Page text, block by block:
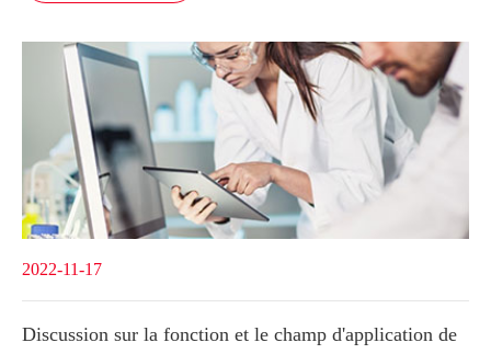
2022-11-17
Discussion sur la fonction et le champ d'application de